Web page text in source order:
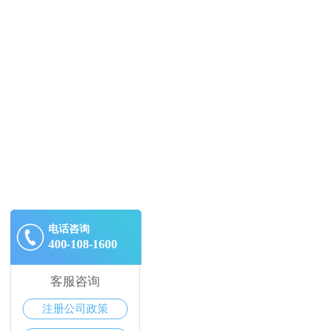
电话咨询
400-108-1600
客服咨询
注册公司政策